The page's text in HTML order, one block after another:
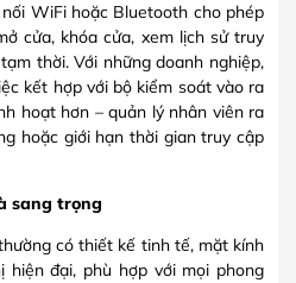
WiFi hoặc Bluetooth cho phép
cửa, khóa cửa, xem lịch sử truy
thời. Với những doanh nghiệp,
kết hợp với bộ kiểm soát vào ra
hoạt hơn – quản lý nhân viên ra
hoặc giới hạn thời gian truy cập
sang trọng
có thiết kế tinh tế, mặt kính
hiện đại, phù hợp với mọi phong